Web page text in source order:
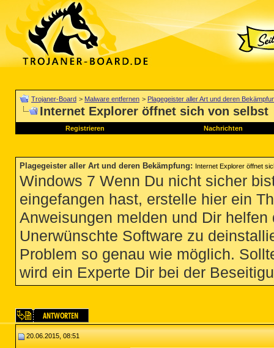
Trojaner-Board > Malware entfernen > Plagegeister aller Art und deren
Internet Explorer öffnet sich von selbst
Registrieren Nachrichten
Plagegeister aller Art und deren Bekämpfung: Internet Explorer öffnet
Windows 7 Wenn Du nicht sicher
eingefangen hast, erstelle hier ein
Anweisungen melden und Dir
Unerwünschte Software zu
Problem so genau wie möglich.
wird ein Experte Dir bei der
20.06.2015, 08:51